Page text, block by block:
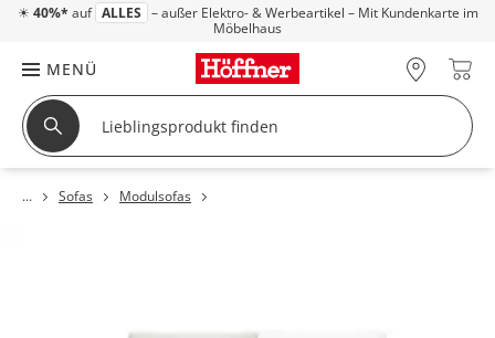
☀ 40%* auf ALLES – außer Elektro- & Werbeartikel – Mit Kundenkarte im
Möbelhaus
MENÜ
Sofas Modulsofas